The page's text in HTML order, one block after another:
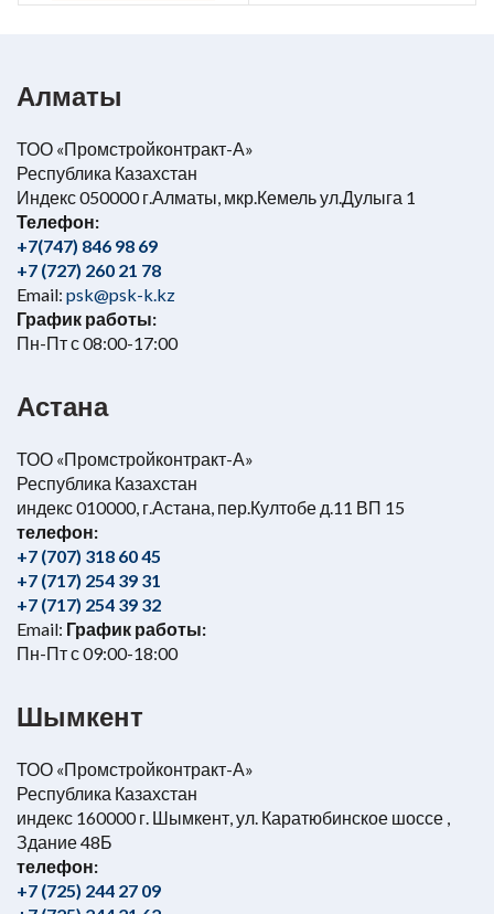
Алматы
ТОО «Промстройконтракт-А»
Республика Казахстан
Индекс 050000 г.Алматы, мкр.Кемель ул.Дулыга 1
Телефон:
+7(747) 846 98 69
+7 (727) 260 21 78
Email: psk@psk-k.kz
График работы:
Пн-Пт с 08:00-17:00
Астана
ТОО «Промстройконтракт-А»
Республика Казахстан
индекс 010000, г.Астана, пер.Култобе д.11 ВП 15
телефон:
+7 (707) 318 60 45
+7 (717) 254 39 31
+7 (717) 254 39 32
Email: График работы:
Пн-Пт с 09:00-18:00
Шымкент
ТОО «Промстройконтракт-А»
Республика Казахстан
индекс 160000 г. Шымкент, ул. Каратюбинское шоссе ,
Здание 48Б
телефон:
+7 (725) 244 27 09